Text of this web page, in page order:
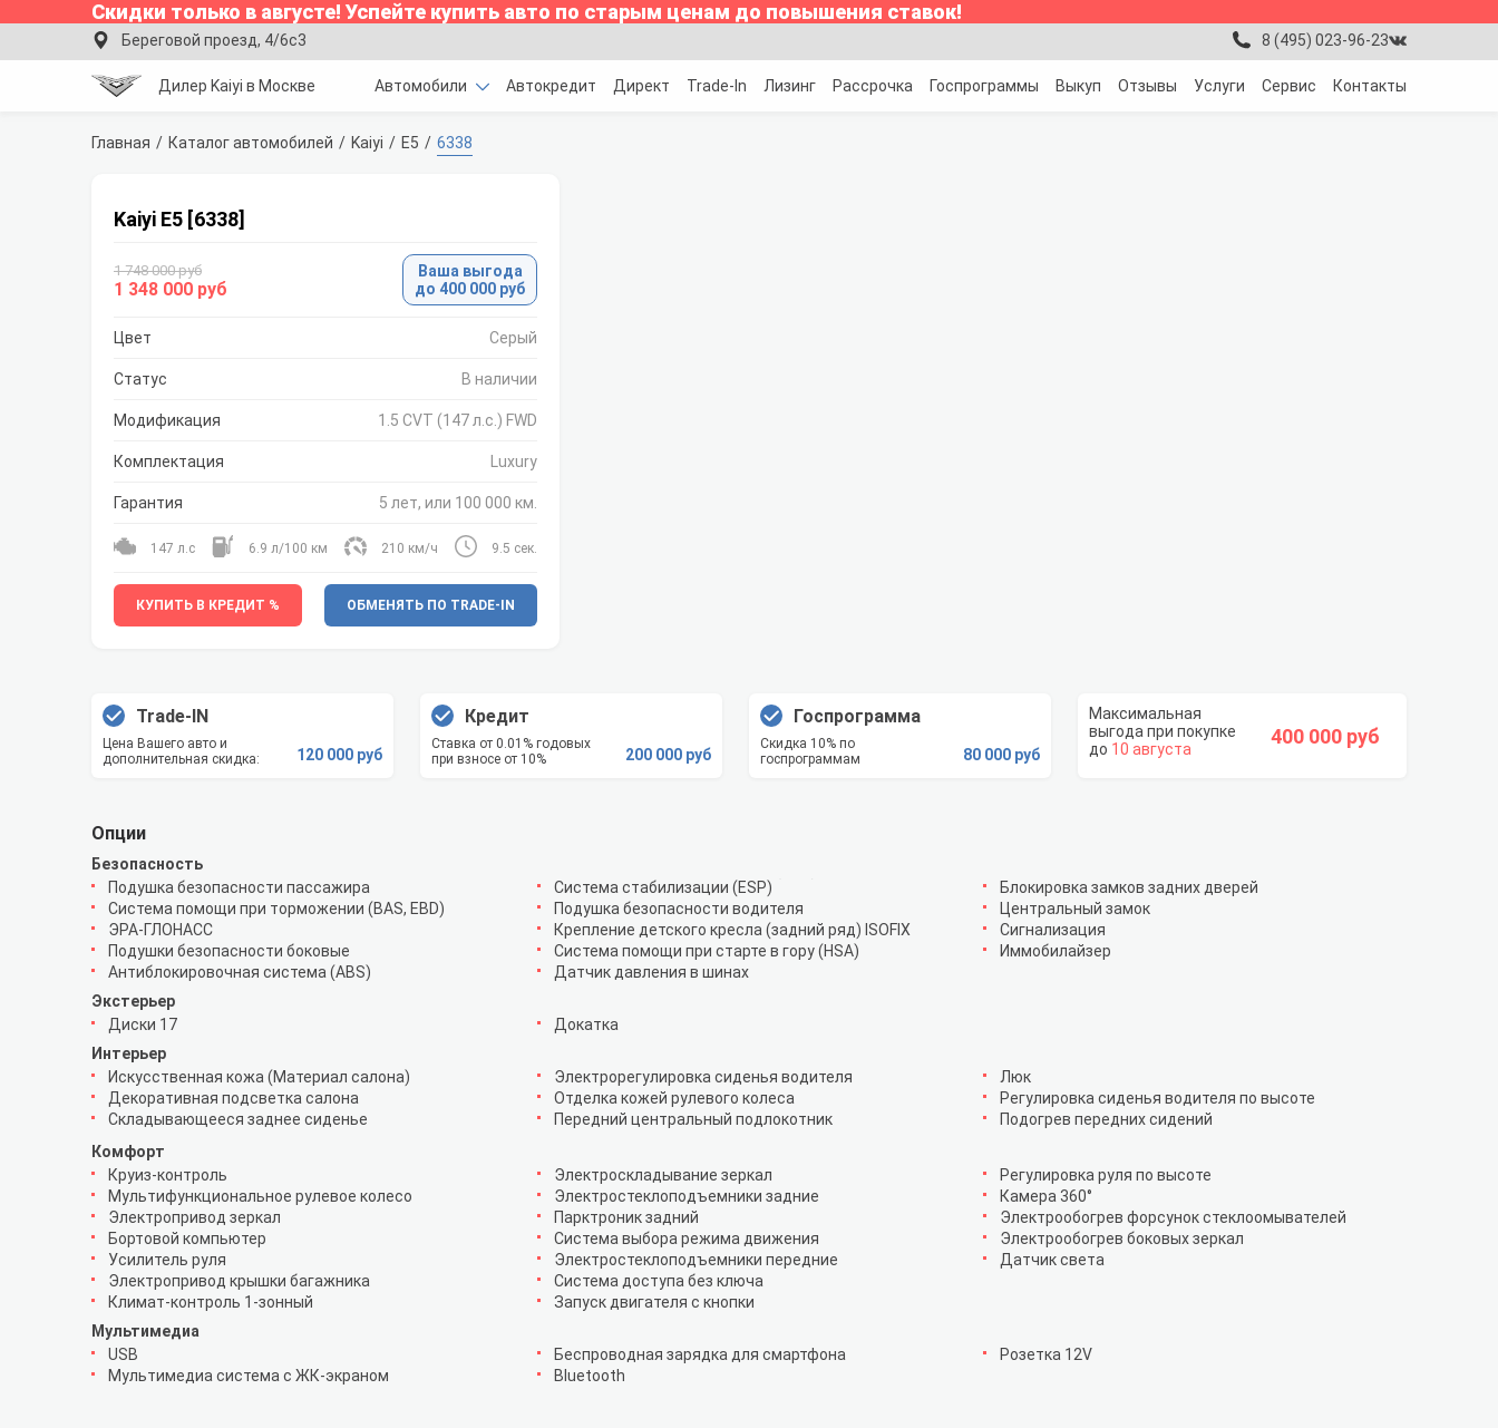
Скидки только в августе! Успейте купить авто по старым ценам до повышения ставок!
Береговой проезд, 4/6с3 8 (495) 023-96-23
Дилер Kaiyi в Москве Автомобили Автокредит Директ Trade-In Лизинг Рассрочка Госпрограммы Выкуп Отзывы Услуги Сервис Контакты
Главная Каталог автомобилей Kaiyi E5 6338
Kaiyi E5 [6338]
1 748 000 руб
1 348 000 руб
Ваша выгода
до 400 000 руб
Цвет Серый
Статус В наличии
Модификация 1.5 CVT (147 л.с.) FWD
Комплектация Luxury
Гарантия 5 лет, или 100 000 км.
147 л.с 6.9 л/100 км 210 км/ч 9.5 сек.
КУПИТЬ В КРЕДИТ % ОБМЕНЯТЬ ПО TRADE-IN
Trade-IN
Цена Вашего авто и
дополнительная скидка:
120 000 руб
Кредит
Ставка от 0.01% годовых
при взносе от 10%
200 000 руб
Госпрограмма
Скидка 10% по
госпрограммам
80 000 руб 10 августа
400 000 руб
Опции
Безопасность
Подушка безопасности пассажира
Система помощи при торможении (BAS, EBD)
ЭРА-ГЛОНАСС
Подушки безопасности боковые
Антиблокировочная система (ABS)
Система стабилизации (ESP)
Подушка безопасности водителя
Крепление детского кресла (задний ряд) ISOFIX
Система помощи при старте в гору (HSA)
Датчик давления в шинах
Блокировка замков задних дверей
Центральный замок
Сигнализация
Иммобилайзер
Экстерьер
Диски 17
Докатка
Интерьер
Искусственная кожа (Материал салона)
Декоративная подсветка салона
Складывающееся заднее сиденье
Электрорегулировка сиденья водителя
Отделка кожей рулевого колеса
Передний центральный подлокотник
Люк
Регулировка сиденья водителя по высоте
Подогрев передних сидений
Комфорт
Круиз-контроль
Мультифункциональное рулевое колесо
Электропривод зеркал
Бортовой компьютер
Усилитель руля
Электропривод крышки багажника
Климат-контроль 1-зонный
Электроскладывание зеркал
Электростеклоподъемники задние
Парктроник задний
Система выбора режима движения
Электростеклоподъемники передние
Система доступа без ключа
Запуск двигателя с кнопки
Регулировка руля по высоте
Камера 360°
Электрообогрев форсунок стеклоомывателей
Электрообогрев боковых зеркал
Датчик света
Мультимедиа
USB
Мультимедиа система с ЖК-экраном
Беспроводная зарядка для смартфона
Bluetooth
Розетка 12V